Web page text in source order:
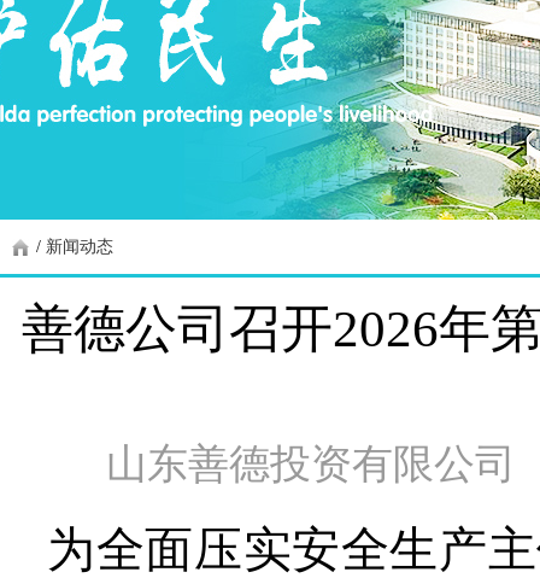
/ 新闻动态
善德公司召开2026年
山东善德投资有限公司
为全面压实安全生产